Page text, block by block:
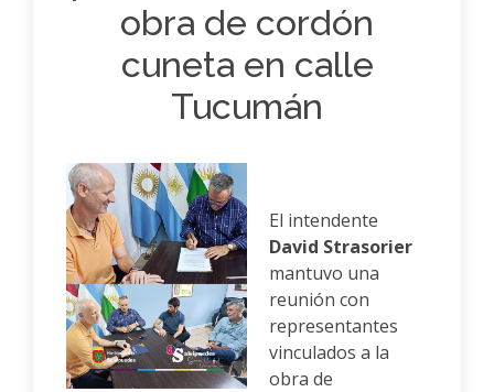
obra de cordón
cuneta en calle
Tucumán
El intendente
David Strasorier
mantuvo una
reunión con
representantes
vinculados a la
obra de